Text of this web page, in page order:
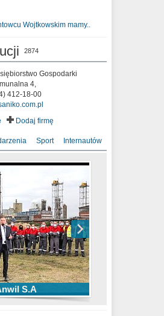
Wojtkowskim mamy..
2874
Gospodarki
4,
412-18-00
Dodaj firmę
Sport Internautów
S.A
Włocławek
2020
w BCL
mamy strach
FOOTAGE
Włocławek VIII
r.